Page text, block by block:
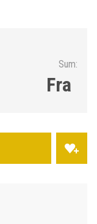
Sum:
Fra